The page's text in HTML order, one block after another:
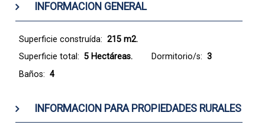
INFORMACION GENERAL
Superficie construída: 215 m2.
Superficie total: 5 Hectáreas. Dormitorio/s: 3
Baños: 4
INFORMACION PARA PROPIEDADES RURALES